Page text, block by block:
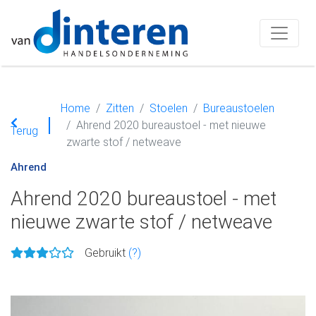
Terug
Home Zitten Stoelen
Bureaustoelen
Ahrend 2020 bureaustoel - met nieuwe
zwarte stof / netweave
Ahrend
Ahrend 2020 bureaustoel - met
nieuwe zwarte stof / netweave
Gebruikt (?)